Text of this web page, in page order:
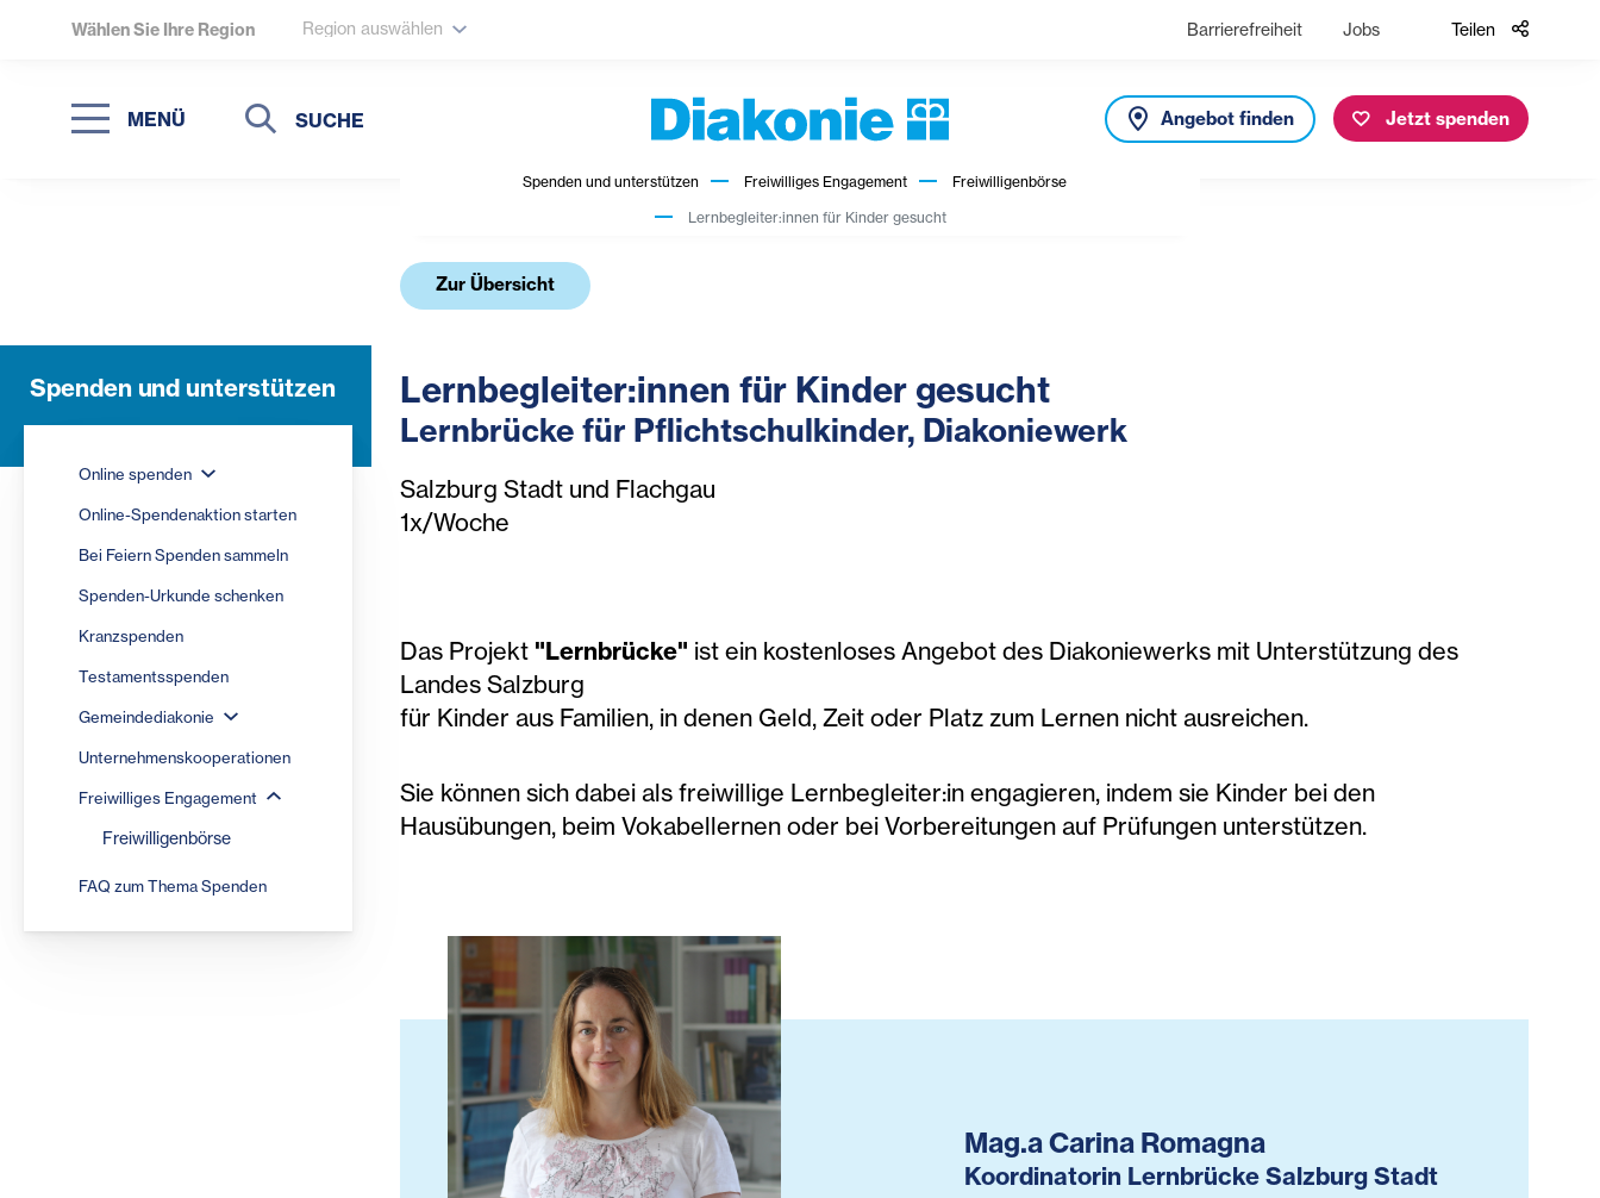
Wählen Sie Ihre Region Region auswählen Barrierefreiheit Jobs Teilen
MENÜ
Suche
Suche
Angebot finden Jetzt spenden
Spenden und unterstützen Freiwilliges Engagement
Freiwilligenbörse
Lernbegleiter:innen für Kinder gesucht
Spenden und unterstützen
Online spenden
Online-Spendenaktion starten
Bei Feiern Spenden sammeln
Spenden-Urkunde schenken
Kranzspenden
Testamentsspenden
Gemeindediakonie
Unternehmenskooperationen
Freiwilliges Engagement
Freiwilligenbörse
FAQ zum Thema Spenden
Zur Übersicht
Lernbegleiter:innen für Kinder gesucht
Lernbrücke für Pflichtschulkinder, Diakoniewerk
Salzburg Stadt und Flachgau
1x/Woche
Das Projekt "Lernbrücke" ist ein kostenloses Angebot des Diakoniewerks mit Unterstützung des
Landes Salzburg
für Kinder aus Familien, in denen Geld, Zeit oder Platz zum Lernen nicht ausreichen.
Sie können sich dabei als freiwillige Lernbegleiter:in engagieren, indem sie Kinder bei den
Hausübungen, beim Vokabellernen oder bei Vorbereitungen auf Prüfungen unterstützen.
Mag.a Carina Romagna
Koordinatorin Lernbrücke Salzburg Stadt